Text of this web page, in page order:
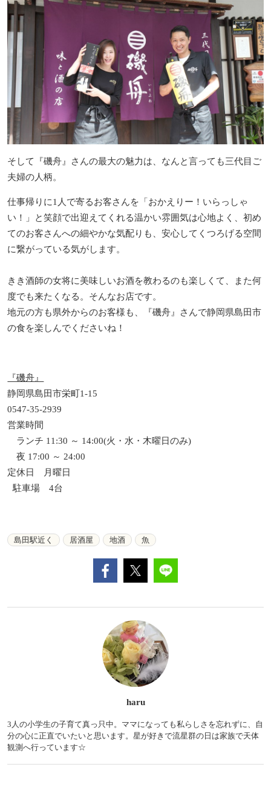
そして『磯舟』さんの最大の魅力は、なんと言っても三代目ご
夫婦の人柄。
仕事帰りに1人で寄るお客さんを「おかえりー！いらっしゃ
い！」と笑顔で出迎えてくれる温かい雰囲気は心地よく、初め
てのお客さんへの細やかな気配りも、安心してくつろげる空間
に繋がっている気がします。
きき酒師の女将に美味しいお酒を教わるのも楽しくて、また何
度でも来たくなる。そんなお店です。
地元の方も県外からのお客様も、『磯舟』さんで静岡県島田市
の食を楽しんでくださいね！
『磯舟』
静岡県島田市栄町1-15
0547-35-2939
営業時間
ランチ 11:30 ～ 14:00(火・水・木曜日のみ)
夜 17:00 ～ 24:00
定休日
月曜日
駐車場 4台
島田駅近く 居酒屋 地酒 魚
haru
3人の小学生の子育て真っ只中。ママになっても私らしさを忘れずに、自
分の心に正直でいたいと思います。星が好きで流星群の日は家族で天体
観測へ行っています☆